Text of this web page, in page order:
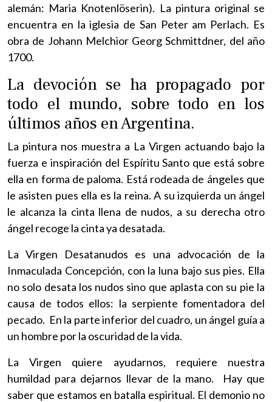
alemán: Maria Knotenlöserin). La pintura original se
encuentra en la iglesia de San Peter am Perlach. Es
obra de Johann Melchior Georg Schmittdner, del año
1700.
La devoción se ha propagado por
todo el mundo, sobre todo en los
últimos años en Argentina.
La pintura nos muestra a La Virgen actuando bajo la
fuerza e inspiración del Espíritu Santo que está sobre
ella en forma de paloma. Está rodeada de ángeles que
le asisten pues ella es la reina. A su izquierda un ángel
le alcanza la cinta llena de nudos, a su derecha otro
ángel recoge la cinta ya desatada.
La Virgen Desatanudos es una advocación de la
Inmaculada Concepción, con la luna bajo sus pies. Ella
no solo desata los nudos sino que aplasta con su pie la
causa de todos ellos: la serpiente fomentadora del
pecado. En la parte inferior del cuadro, un ángel guía a
un hombre por la oscuridad de la vida.
La Virgen quiere ayudarnos, requiere nuestra
humildad para dejarnos llevar de la mano. Hay que
saber que estamos en batalla espiritual. El demonio no